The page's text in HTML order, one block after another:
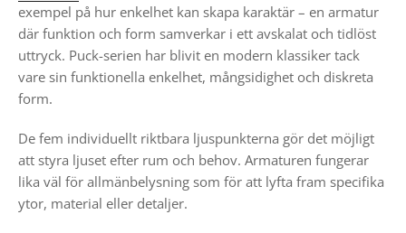
exempel på hur enkelhet kan skapa karaktär – en armatur
där funktion och form samverkar i ett avskalat och tidlöst
uttryck. Puck-serien har blivit en modern klassiker tack
vare sin funktionella enkelhet, mångsidighet och diskreta
form.
De fem individuellt riktbara ljuspunkterna gör det möjligt
att styra ljuset efter rum och behov. Armaturen fungerar
lika väl för allmänbelysning som för att lyfta fram specifika
ytor, material eller detaljer.